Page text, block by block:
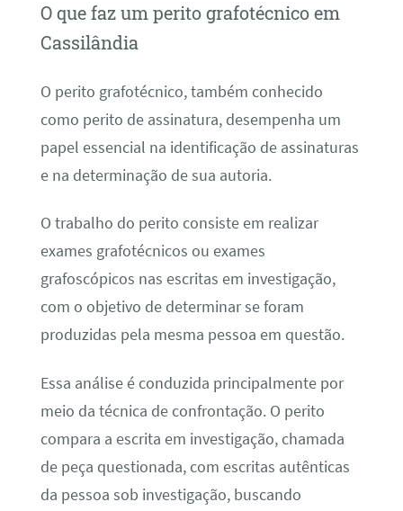
O que faz um perito grafotécnico em
Cassilândia
O perito grafotécnico, também conhecido
como perito de assinatura, desempenha um
papel essencial na identificação de assinaturas
e na determinação de sua autoria.
O trabalho do perito consiste em realizar
exames grafotécnicos ou exames
grafoscópicos nas escritas em investigação,
com o objetivo de determinar se foram
produzidas pela mesma pessoa em questão.
Essa análise é conduzida principalmente por
meio da técnica de confrontação. O perito
compara a escrita em investigação, chamada
de peça questionada, com escritas autênticas
da pessoa sob investigação, buscando